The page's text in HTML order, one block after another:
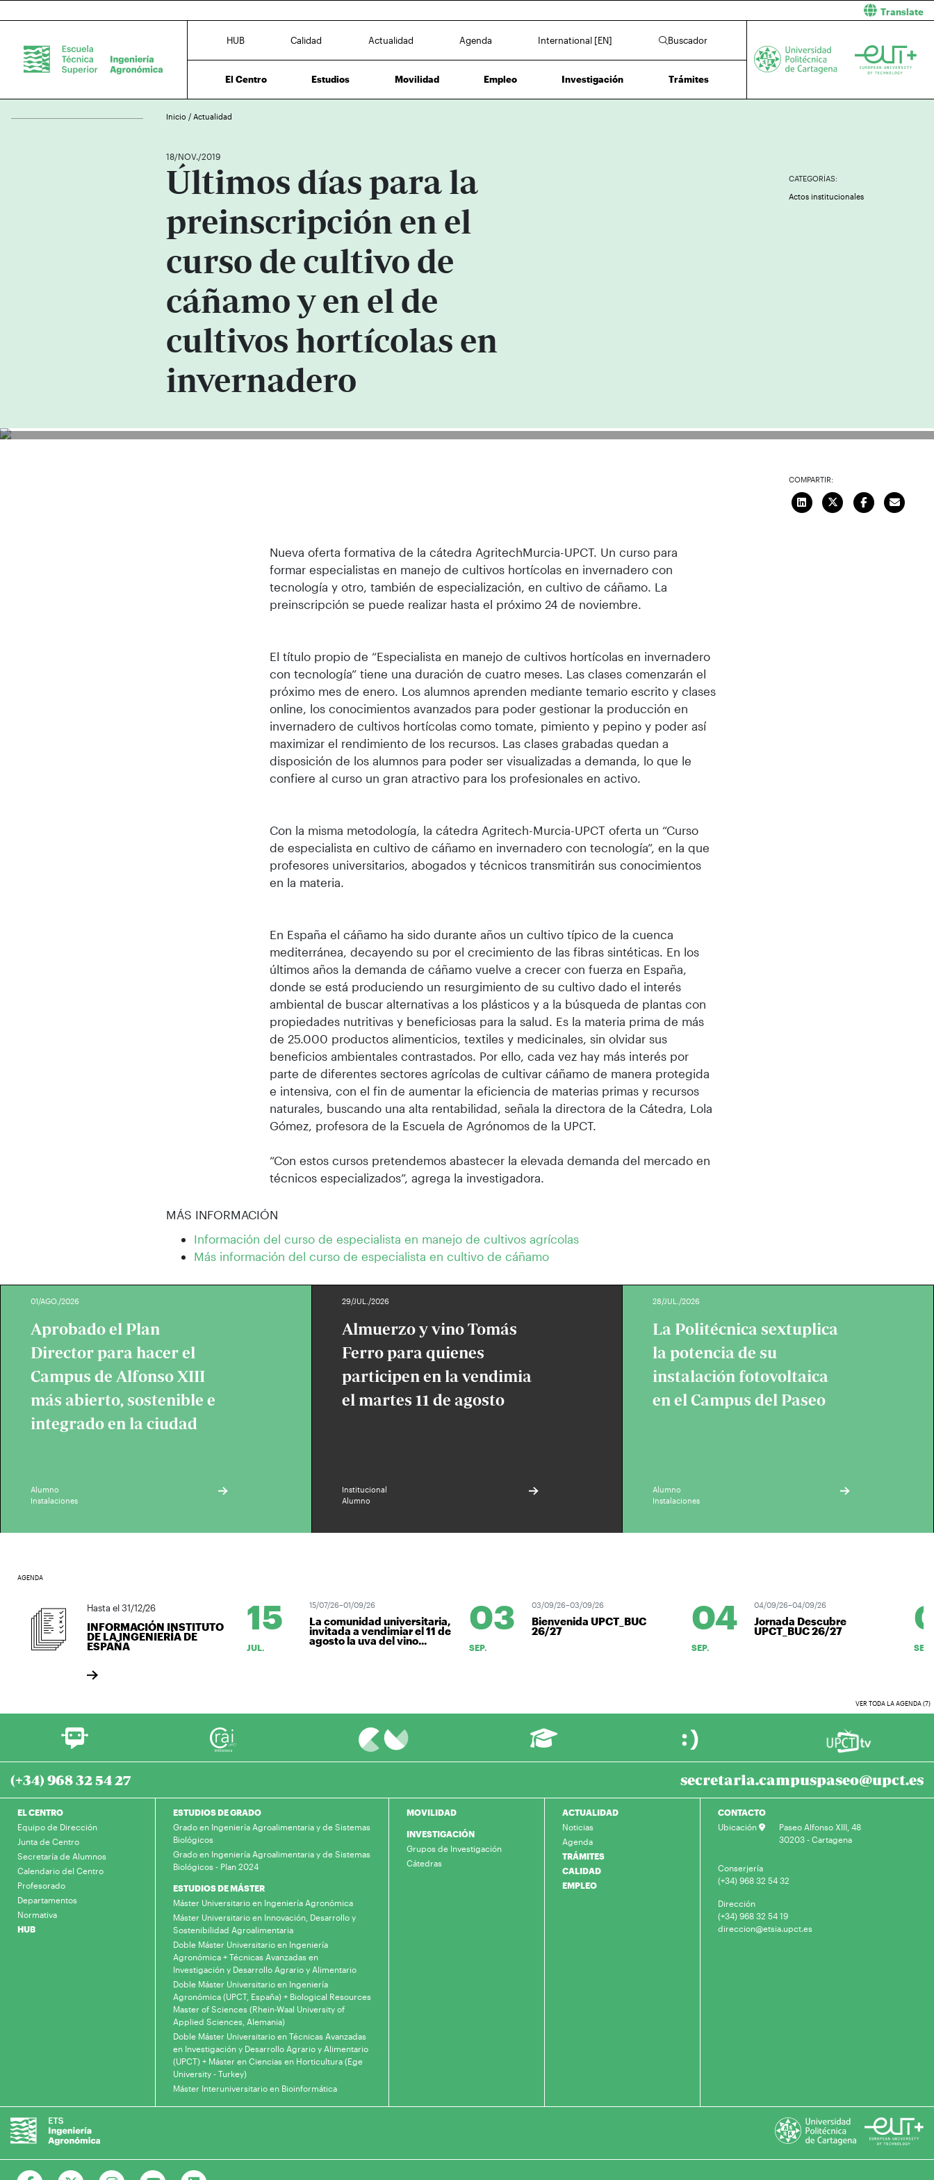
Translate
HUB Calidad Actualidad Agenda International [EN] Buscador
El Centro Estudios Movilidad Empleo Investigación Trámites
Inicio / Actualidad
18/NOV./2019
Últimos días para la
preinscripción en el
curso de cultivo de
cáñamo y en el de
cultivos hortícolas en
invernadero
CATEGORÍAS:
Actos institucionales
Nueva oferta formativa de la cátedra AgritechMurcia-UPCT. Un curso para
formar especialistas en manejo de cultivos hortícolas en invernadero con
tecnología y otro, también de especialización, en cultivo de cáñamo. La
preinscripción se puede realizar hasta el próximo 24 de noviembre.
El título propio de “Especialista en manejo de cultivos hortícolas en invernadero
con tecnología” tiene una duración de cuatro meses. Las clases comenzarán el
próximo mes de enero. Los alumnos aprenden mediante temario escrito y clases
online, los conocimientos avanzados para poder gestionar la producción en
invernadero de cultivos hortícolas como tomate, pimiento y pepino y poder así
maximizar el rendimiento de los recursos. Las clases grabadas quedan a
disposición de los alumnos para poder ser visualizadas a demanda, lo que le
confiere al curso un gran atractivo para los profesionales en activo.
Con la misma metodología, la cátedra Agritech-Murcia-UPCT oferta un “Curso
de especialista en cultivo de cáñamo en invernadero con tecnología”, en la que
profesores universitarios, abogados y técnicos transmitirán sus conocimientos
en la materia.
En España el cáñamo ha sido durante años un cultivo típico de la cuenca
mediterránea, decayendo su por el crecimiento de las fibras sintéticas. En los
últimos años la demanda de cáñamo vuelve a crecer con fuerza en España,
donde se está produciendo un resurgimiento de su cultivo dado el interés
ambiental de buscar alternativas a los plásticos y a la búsqueda de plantas con
propiedades nutritivas y beneficiosas para la salud. Es la materia prima de más
de 25.000 productos alimenticios, textiles y medicinales, sin olvidar sus
beneficios ambientales contrastados. Por ello, cada vez hay más interés por
parte de diferentes sectores agrícolas de cultivar cáñamo de manera protegida
e intensiva, con el fin de aumentar la eficiencia de materias primas y recursos
naturales, buscando una alta rentabilidad, señala la directora de la Cátedra, Lola
Gómez, profesora de la Escuela de Agrónomos de la UPCT.
“Con estos cursos pretendemos abastecer la elevada demanda del mercado en
técnicos especializados”, agrega la investigadora.
MÁS INFORMACIÓN
Información del curso de especialista en manejo de cultivos agrícolas
Más información del curso de especialista en cultivo de cáñamo
COMPARTIR:
01/AGO./2026
Aprobado el Plan
Director para hacer el
Campus de Alfonso XIII
más abierto, sostenible e
integrado en la ciudad
Alumno
Instalaciones
29/JUL./2026
Almuerzo y vino Tomás
Ferro para quienes
participen en la vendimia
el martes 11 de agosto
Institucional
Alumno
28/JUL./2026
La Politécnica sextuplica
la potencia de su
instalación fotovoltaica
en el Campus del Paseo
Alumno
Instalaciones
AGENDA
Hasta el 31/12/26
INFORMACIÓN INSTITUTO
DE LA INGENIERÍA DE
ESPAÑA
15
JUL.
15/07/26–01/09/26
La comunidad universitaria,
invitada a vendimiar el 11 de
agosto la uva del vino...
03
SEP.
03/09/26–03/09/26
Bienvenida UPCT_BUC
26/27 04
SEP.
04/09/26–04/09/26
Jornada Descubre
UPCT_BUC 26/27
SEP.
VER TODA LA AGENDA (7)
(+34) 968 32 54 27 secretaria.campuspaseo@upct.es
EL CENTRO
Equipo de Dirección
Junta de Centro
Secretaría de Alumnos
Calendario del Centro
Profesorado
Departamentos
Normativa
HUB
ESTUDIOS DE GRADO
Grado en Ingeniería Agroalimentaria y de Sistemas
Biológicos
Grado en Ingeniería Agroalimentaria y de Sistemas
Biológicos - Plan 2024
ESTUDIOS DE MÁSTER
Máster Universitario en Ingeniería Agronómica
Máster Universitario en Innovación, Desarrollo y
Sostenibilidad Agroalimentaria
Doble Máster Universitario en Ingeniería
Agronómica + Técnicas Avanzadas en
Investigación y Desarrollo Agrario y Alimentario
Doble Máster Universitario en Ingeniería
Agronómica (UPCT, España) + Biological Resources
Master of Sciences (Rhein-Waal University of
Applied Sciences, Alemania)
Doble Máster Universitario en Técnicas Avanzadas
en Investigación y Desarrollo Agrario y Alimentario
(UPCT) + Máster en Ciencias en Horticultura (Ege
University - Turkey)
Máster Interuniversitario en Bioinformática
MOVILIDAD
INVESTIGACIÓN
Grupos de Investigación
Cátedras
ACTUALIDAD
Noticias
Agenda
TRÁMITES
CALIDAD
EMPLEO
CONTACTO
Ubicación
Paseo Alfonso XIII, 48
30203 - Cartagena
Conserjería
(+34) 968 32 54 32
Dirección
(+34) 968 32 54 19
direccion@etsia.upct.es